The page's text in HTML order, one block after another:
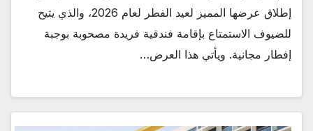
إطلاق عرضها المميز لعيد الفطر لعام 2026، والذي يتيح
للضيوف الاستمتاع بإقامة فندقية فريدة مصحوبة بوجبة
إفطار مجانية. ويأتي هذا العرض…